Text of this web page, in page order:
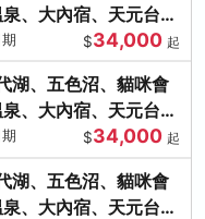
、大內宿、天元台高
$34,000 起
湖、五色沼、貓咪會
、大內宿、天元台高
$34,000 起
湖、五色沼、貓咪會
、大內宿、天元台高